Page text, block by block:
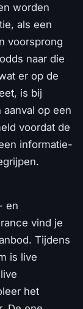
worden
als een
voorsprong
naar die
er op de
is bij
op een
voordat de
informatie-
en
vind je
Tijdens
is live
het